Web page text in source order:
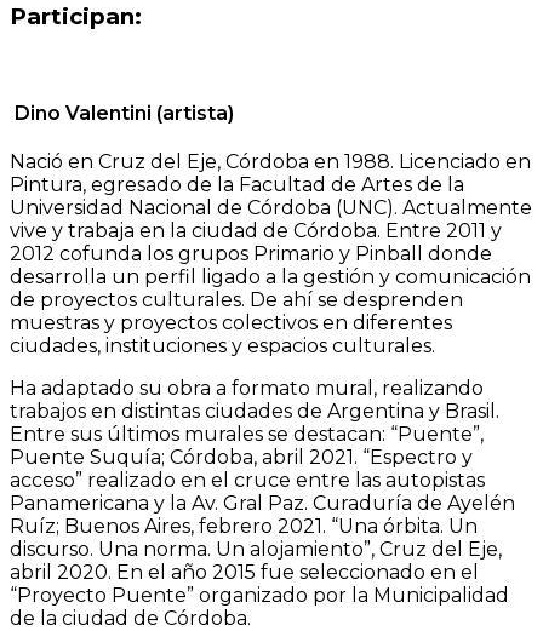
Participan:
Dino Valentini (artista)
Nació en Cruz del Eje, Córdoba en 1988. Licenciado en
Pintura, egresado de la Facultad de Artes de la
Universidad Nacional de Córdoba (UNC). Actualmente
vive y trabaja en la ciudad de Córdoba. Entre 2011 y
2012 cofunda los grupos Primario y Pinball donde
desarrolla un perfil ligado a la gestión y comunicación
de proyectos culturales. De ahí se desprenden
muestras y proyectos colectivos en diferentes
ciudades, instituciones y espacios culturales.
Ha adaptado su obra a formato mural, realizando
trabajos en distintas ciudades de Argentina y Brasil.
Entre sus últimos murales se destacan: “Puente”,
Puente Suquía; Córdoba, abril 2021. “Espectro y
acceso” realizado en el cruce entre las autopistas
Panamericana y la Av. Gral Paz. Curaduría de Ayelén
Ruíz; Buenos Aires, febrero 2021. “Una órbita. Un
discurso. Una norma. Un alojamiento”, Cruz del Eje,
abril 2020. En el año 2015 fue seleccionado en el
“Proyecto Puente” organizado por la Municipalidad
de la ciudad de Córdoba.